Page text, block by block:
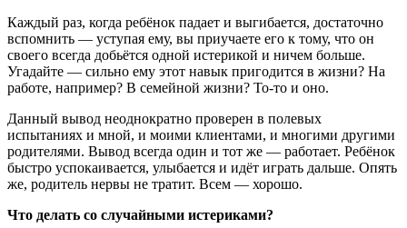
Каждый раз, когда ребёнок падает и выгибается, достаточно
вспомнить — уступая ему, вы приучаете его к тому, что он
своего всегда добьётся одной истерикой и ничем больше.
Угадайте — сильно ему этот навык пригодится в жизни? На
работе, например? В семейной жизни? То-то и оно.
Данный вывод неоднократно проверен в полевых
испытаниях и мной, и моими клиентами, и многими другими
родителями. Вывод всегда один и тот же — работает. Ребёнок
быстро успокаивается, улыбается и идёт играть дальше. Опять
же, родитель нервы не тратит. Всем — хорошо.
Что делать со случайными истериками?